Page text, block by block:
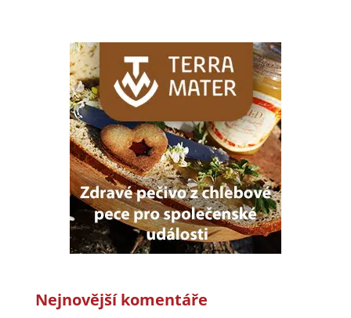
Nejnovější komentáře